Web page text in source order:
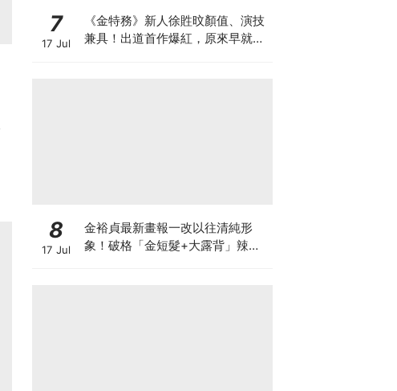
7
17 Jul
《金特務》新人徐貹旼顏值、演技
兼具！出道首作爆紅，原來早就是
8
17 Jul
金裕貞最新畫報一改以往清純形
象！破格「金短髮+大露背」辣翻